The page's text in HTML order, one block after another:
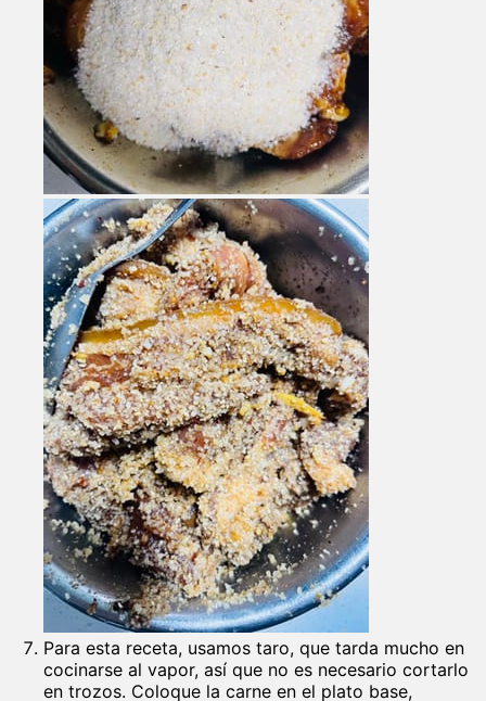
Para esta receta, usamos taro, que tarda mucho en
cocinarse al vapor, así que no es necesario cortarlo
en trozos. Coloque la carne en el plato base,